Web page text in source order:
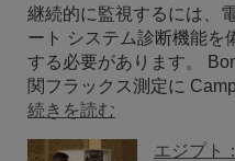
継続的に監視するには、
ート システム診断機能を
する必要があります。
関フラックス測定に
続きを読む
エジプト